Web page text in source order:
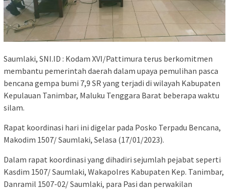
Saumlaki, SNI.ID : Kodam XVI/Pattimura terus berkomitmen
membantu pemerintah daerah dalam upaya pemulihan pasca
bencana gempa bumi 7,9 SR yang terjadi di wilayah Kabupaten
Kepulauan Tanimbar, Maluku Tenggara Barat beberapa waktu
silam.
Rapat koordinasi hari ini digelar pada Posko Terpadu Bencana,
Makodim 1507/ Saumlaki, Selasa (17/01/2023).
Dalam rapat koordinasi yang dihadiri sejumlah pejabat seperti
Kasdim 1507/ Saumlaki, Wakapolres Kabupaten Kep. Tanimbar,
Danramil 1507-02/ Saumlaki, para Pasi dan perwakilan